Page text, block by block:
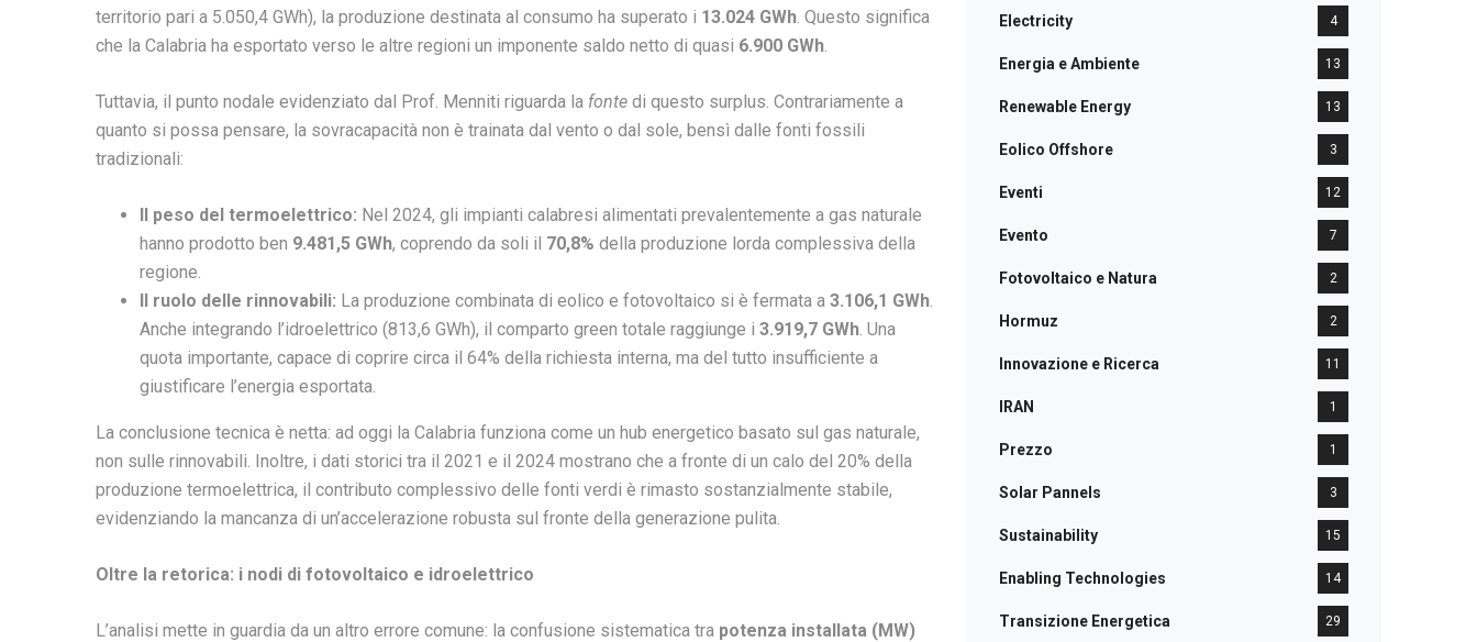
territorio pari a 5.050,4 GWh), la produzione destinata al consumo ha superato i 13.024 GWh. Questo significa
che la Calabria ha esportato verso le altre regioni un imponente saldo netto di quasi 6.900 GWh.
Tuttavia, il punto nodale evidenziato dal Prof. Menniti riguarda la fonte di questo surplus. Contrariamente a
quanto si possa pensare, la sovracapacità non è trainata dal vento o dal sole, bensì dalle fonti fossili
tradizionali:
Il peso del termoelettrico: Nel 2024, gli impianti calabresi alimentati prevalentemente a gas naturale
hanno prodotto ben 9.481,5 GWh, coprendo da soli il 70,8% della produzione lorda complessiva della
regione.
Il ruolo delle rinnovabili: La produzione combinata di eolico e fotovoltaico si è fermata a 3.106,1 GWh.
Anche integrando l’idroelettrico (813,6 GWh), il comparto green totale raggiunge i 3.919,7 GWh. Una
quota importante, capace di coprire circa il 64% della richiesta interna, ma del tutto insufficiente a
giustificare l’energia esportata.
La conclusione tecnica è netta: ad oggi la Calabria funziona come un hub energetico basato sul gas naturale,
non sulle rinnovabili. Inoltre, i dati storici tra il 2021 e il 2024 mostrano che a fronte di un calo del 20% della
produzione termoelettrica, il contributo complessivo delle fonti verdi è rimasto sostanzialmente stabile,
evidenziando la mancanza di un’accelerazione robusta sul fronte della generazione pulita.
Oltre la retorica: i nodi di fotovoltaico e idroelettrico
L’analisi mette in guardia da un altro errore comune: la confusione sistematica tra potenza installata (MW)
Electricity 4
Energia e Ambiente 13
Renewable Energy 13
Eolico Offshore 3
Eventi 12
Evento 7
Fotovoltaico e Natura 2
Hormuz 2
Innovazione e Ricerca 11
IRAN 1
Prezzo 1
Solar Pannels 3
Sustainability 15
Enabling Technologies 14
Transizione Energetica 29